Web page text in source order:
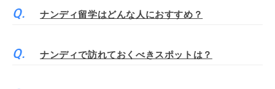
ナンディ留学はどんな人におすすめ？
ナンディで訪れておくべきスポットは？